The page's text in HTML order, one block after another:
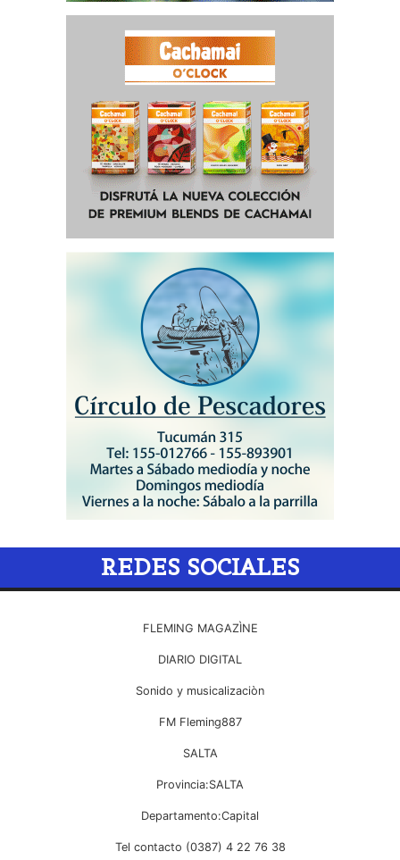
REDES SOCIALES
FLEMING MAGAZÌNE
DIARIO DIGITAL
Sonido y musicalizaciòn
FM Fleming887
SALTA
Provincia:SALTA
Departamento:Capital
Tel contacto (0387) 4 22 76 38